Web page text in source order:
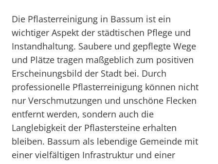
Die Pflasterreinigung in Bassum ist ein
wichtiger Aspekt der städtischen Pflege und
Instandhaltung. Saubere und gepflegte Wege
und Plätze tragen maßgeblich zum positiven
Erscheinungsbild der Stadt bei. Durch
professionelle Pflasterreinigung können nicht
nur Verschmutzungen und unschöne Flecken
entfernt werden, sondern auch die
Langlebigkeit der Pflastersteine erhalten
bleiben. Bassum als lebendige Gemeinde mit
einer vielfältigen Infrastruktur und einer